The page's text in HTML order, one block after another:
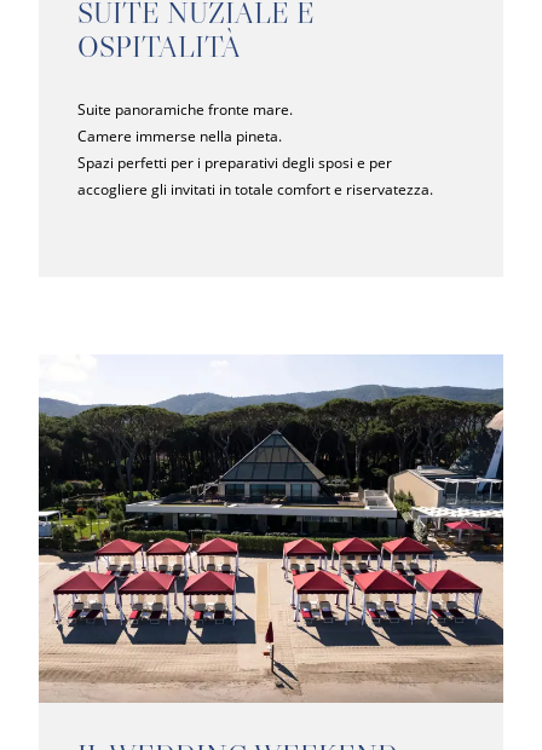
SUITE NUZIALE E
OSPITALITÀ
Suite panoramiche fronte mare.
Camere immerse nella pineta.
Spazi perfetti per i preparativi degli sposi e per
accogliere gli invitati in totale comfort e riservatezza.